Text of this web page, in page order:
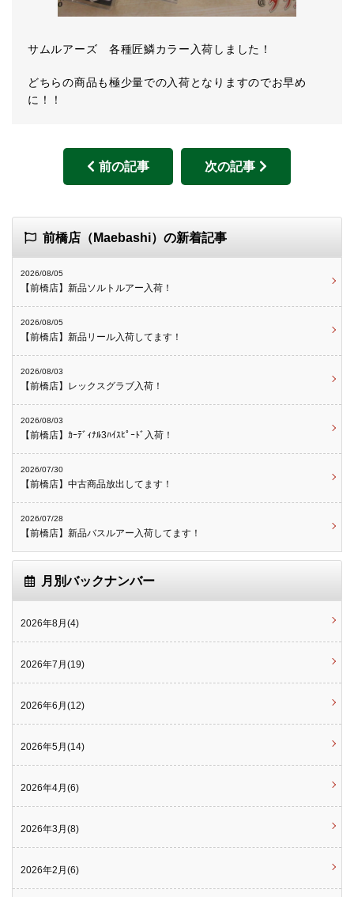
サムルアーズ 各種匠鱗カラー入荷しました！
どちらの商品も極少量での入荷となりますのでお早め
に！！
前の記事 次の記事
前橋店（Maebashi）の新着記事
2026/08/05
【前橋店】新品ソルトルアー入荷！
2026/08/05
【前橋店】新品リール入荷してます！
2026/08/03
【前橋店】レックスグラブ入荷！
2026/08/03
【前橋店】ｶｰﾃﾞｨﾅﾙ3ﾊｲｽﾋﾟｰﾄﾞ入荷！
2026/07/30
【前橋店】中古商品放出してます！
2026/07/28
【前橋店】新品バスルアー入荷してます！
月別バックナンバー
2026年8月(4)
2026年7月(19)
2026年6月(12)
2026年5月(14)
2026年4月(6)
2026年3月(8)
2026年2月(6)